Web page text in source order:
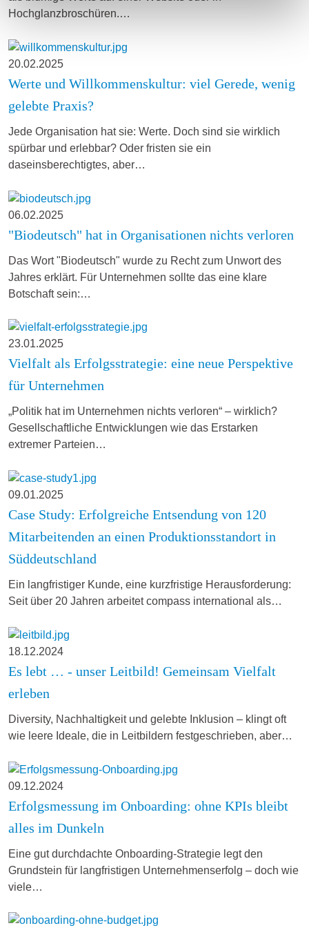
Hochglanzbroschüren.…
20.02.2025
Werte und Willkommenskultur: viel Gerede, wenig
gelebte Praxis?
Jede Organisation hat sie: Werte. Doch sind sie wirklich
spürbar und erlebbar? Oder fristen sie ein
daseinsberechtigtes, aber…
06.02.2025
"Biodeutsch" hat in Organisationen nichts verloren
Das Wort "Biodeutsch" wurde zu Recht zum Unwort des
Jahres erklärt. Für Unternehmen sollte das eine klare
Botschaft sein:…
23.01.2025
Vielfalt als Erfolgsstrategie: eine neue Perspektive
für Unternehmen
„Politik hat im Unternehmen nichts verloren“ – wirklich?
Gesellschaftliche Entwicklungen wie das Erstarken
extremer Parteien…
09.01.2025
Case Study: Erfolgreiche Entsendung von 120
Mitarbeitenden an einen Produktionsstandort in
Süddeutschland
Ein langfristiger Kunde, eine kurzfristige Herausforderung:
Seit über 20 Jahren arbeitet compass international als…
18.12.2024
Es lebt … - unser Leitbild! Gemeinsam Vielfalt
erleben
Diversity, Nachhaltigkeit und gelebte Inklusion – klingt oft
wie leere Ideale, die in Leitbildern festgeschrieben, aber…
09.12.2024
Erfolgsmessung im Onboarding: ohne KPIs bleibt
alles im Dunkeln
Eine gut durchdachte Onboarding-Strategie legt den
Grundstein für langfristigen Unternehmenserfolg – doch wie
viele…